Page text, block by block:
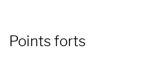
Points forts